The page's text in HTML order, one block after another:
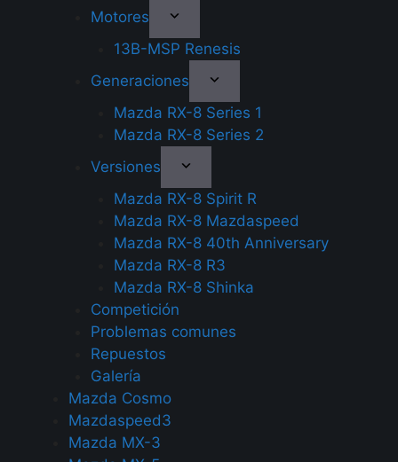
Motores
13B-MSP Renesis
Generaciones
Mazda RX-8 Series 1
Mazda RX-8 Series 2
Versiones
Mazda RX-8 Spirit R
Mazda RX-8 Mazdaspeed
Mazda RX-8 40th Anniversary
Mazda RX-8 R3
Mazda RX-8 Shinka
Competición
Problemas comunes
Repuestos
Galería
Mazda Cosmo
Mazdaspeed3
Mazda MX-3